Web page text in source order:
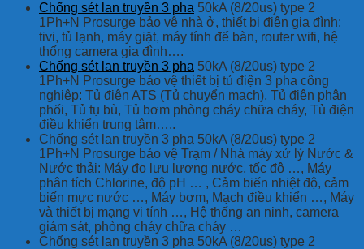
Chống sét lan truyền 3 pha 50kA (8/20us) type 2
1Ph+N Prosurge bảo vệ nhà ở, thiết bị điện gia đình:
tivi, tủ lạnh, máy giặt, máy tính để bàn, router wifi, hệ
thống camera gia đình….
Chống sét lan truyền 3 pha 50kA (8/20us) type 2
1Ph+N Prosurge bảo vệ thiết bị tủ điện 3 pha công
nghiệp: Tủ điện ATS (Tủ chuyển mạch), Tủ điện phân
phối, Tủ tụ bù, Tủ bơm phòng cháy chữa cháy, Tủ điện
điều khiển trung tâm…..
Chống sét lan truyền 3 pha 50kA (8/20us) type 2
1Ph+N Prosurge bảo vệ Trạm / Nhà máy xử lý Nước &
Nước thải: Máy đo lưu lượng nước, tốc độ …, Máy
phân tích Chlorine, độ pH … , Cảm biến nhiệt độ, cảm
biến mực nước …, Máy bơm, Mạch điều khiển …, Máy
và thiết bị mạng vi tính …, Hệ thống an ninh, camera
giám sát, phòng cháy chữa cháy …
Chống sét lan truyền 3 pha 50kA (8/20us) type 2